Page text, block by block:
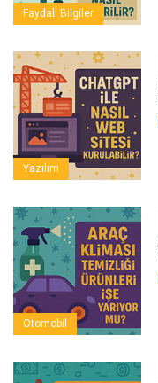
Faydalı Bilgiler
Yazılım
Otomobil